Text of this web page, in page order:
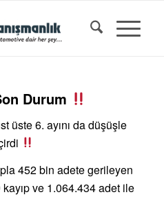
Durum
üste 6. ayını da düşüşle
452 bin adete gerileyen
ve 1.064.434 adet ile